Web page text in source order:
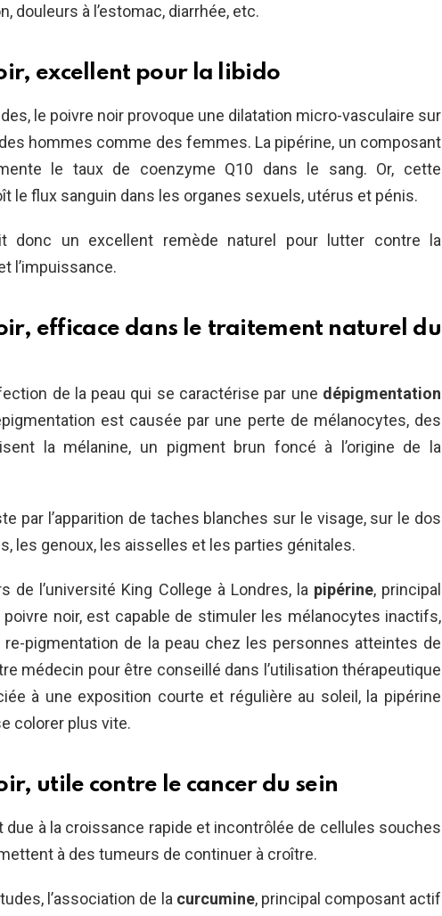
douleurs à l’estomac, diarrhée, etc.
excellent pour la libido
le poivre noir provoque une dilatation micro-vasculaire sur
hommes comme des femmes. La pipérine, un composant
le taux de coenzyme Q10 dans le sang. Or, cette
le flux sanguin dans les organes sexuels, utérus et pénis.
donc un excellent remède naturel pour lutter contre la
l’impuissance.
efficace dans le traitement naturel du
de la peau qui se caractérise par une dépigmentation
est causée par une perte de mélanocytes, des
la mélanine, un pigment brun foncé à l’origine de la
par l’apparition de taches blanches sur le visage, sur le dos
les genoux, les aisselles et les parties génitales.
de l’université King College à Londres, la pipérine, principal
noir, est capable de stimuler les mélanocytes inactifs,
pigmentation de la peau chez les personnes atteintes de
médecin pour être conseillé dans l’utilisation thérapeutique
à une exposition courte et régulière au soleil, la pipérine
colorer plus vite.
utile contre le cancer du sein
due à la croissance rapide et incontrôlée de cellules souches
à des tumeurs de continuer à croître.
l’association de la curcumine, principal composant actif